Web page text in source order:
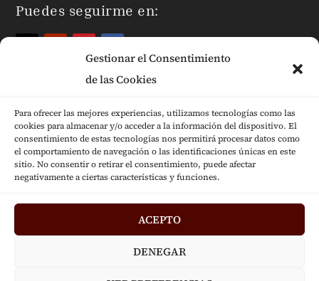
Gestionar el Consentimiento
de las Cookies
Para ofrecer las mejores experiencias, utilizamos tecnologías como las
cookies para almacenar y/o acceder a la información del dispositivo. El
consentimiento de estas tecnologías nos permitirá procesar datos como
el comportamiento de navegación o las identificaciones únicas en este
sitio. No consentir o retirar el consentimiento, puede afectar
negativamente a ciertas características y funciones.
ACEPTO
DENEGAR
Puedes seguirme en:
Páginas Legales
Diseñado porJesús Fernández © 2024|
Mensaje